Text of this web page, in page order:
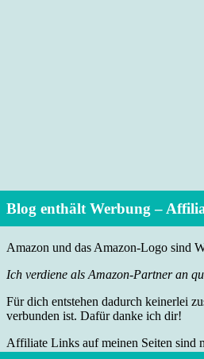
Blog enthält Werbung –
Amazon und das Amazon-Logo sind
Ich verdiene als Amazon-Partner an
Für dich entstehen dadurch keinerlei
verbunden ist. Dafür danke ich dir!
Affiliate Links auf meinen Seiten sind